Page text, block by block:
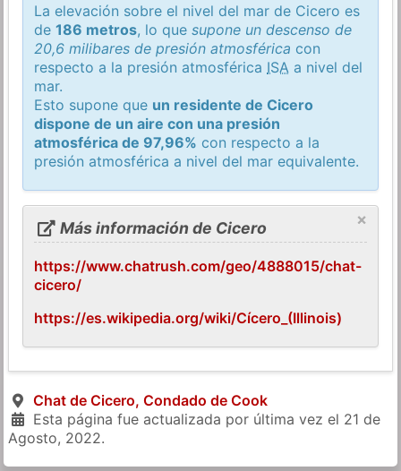
La elevación sobre el nivel del mar de Cicero es
de186 metros, lo quesupone un descenso de
20,6 milibares de presión atmosférica con
respecto a la presión atmosférica ISA a nivel del
mar.
Esto supone que un residente de Cicero
dispone de un aire con una presión
atmosférica de 97,96% con respecto a la
presión atmosférica a nivel del mar equivalente.
×
Más información de Cicero
https://www.chatrush.com/geo/4888015/chat-
cicero/
https://es.wikipedia.org/wiki/Cícero_(Illinois)
Chat de Cicero, Condado de Cook
Esta página fue actualizada por última vez el 21 de
Agosto, 2022.